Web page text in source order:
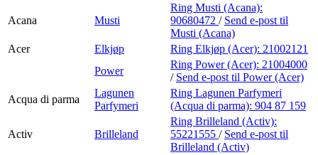
Acana Musti
Ring Musti (Acana):
90680472 / Send e-post til
Musti (Acana)
Acer
Elkjøp Ring Elkjøp (Acer): 21002121
Power
Ring Power (Acer): 21004000
/ Send e-post til Power (Acer)
Acqua di parma
Lagunen
Parfymeri
Ring Lagunen Parfymeri
(Acqua di parma): 904 87 159
Activ Brilleland
Ring Brilleland (Activ):
55221555 / Send e-post til
Brilleland (Activ)